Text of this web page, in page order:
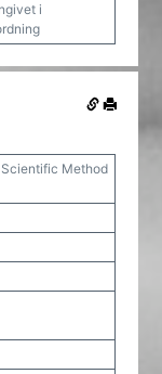
i
Method